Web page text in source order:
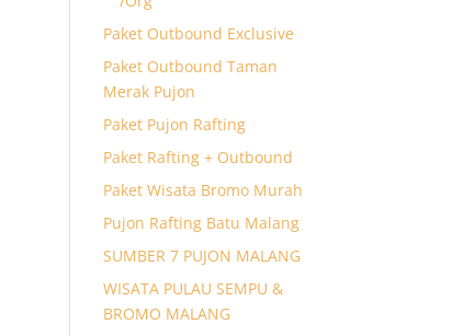
Paket Outbound Exclusive
Paket Outbound Taman
Merak Pujon
Paket Pujon Rafting
Paket Rafting + Outbound
Paket Wisata Bromo Murah
Pujon Rafting Batu Malang
SUMBER 7 PUJON MALANG
WISATA PULAU SEMPU &
BROMO MALANG